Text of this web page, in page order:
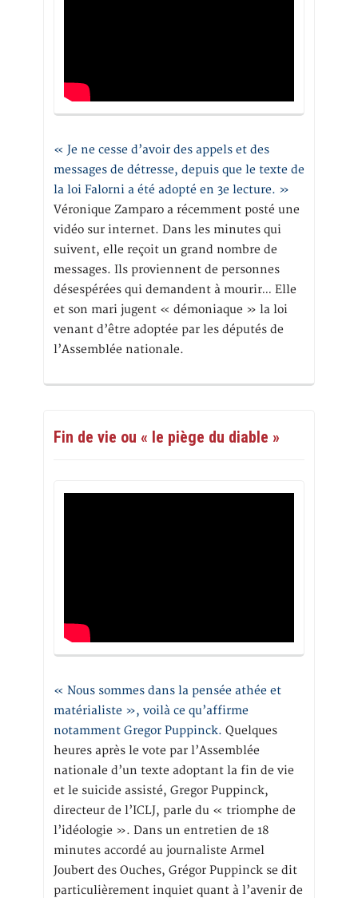
« Je ne cesse d’avoir des appels et des
messages de détresse, depuis que le texte de
la loi Falorni a été adopté en 3e lecture. »
Véronique Zamparo a récemment posté une
vidéo sur internet. Dans les minutes qui
suivent, elle reçoit un grand nombre de
messages. Ils proviennent de personnes
désespérées qui demandent à mourir… Elle
et son mari jugent « démoniaque » la loi
venant d’être adoptée par les députés de
l’Assemblée nationale.
Fin de vie ou « le piège du diable »
« Nous sommes dans la pensée athée et
matérialiste », voilà ce qu’affirme
notamment Gregor Puppinck. Quelques
heures après le vote par l’Assemblée
nationale d’un texte adoptant la fin de vie
et le suicide assisté, Gregor Puppinck,
directeur de l’ICLJ, parle du « triomphe de
l’idéologie ». Dans un entretien de 18
minutes accordé au journaliste Armel
Joubert des Ouches, Grégor Puppinck se dit
particulièrement inquiet quant à l’avenir de